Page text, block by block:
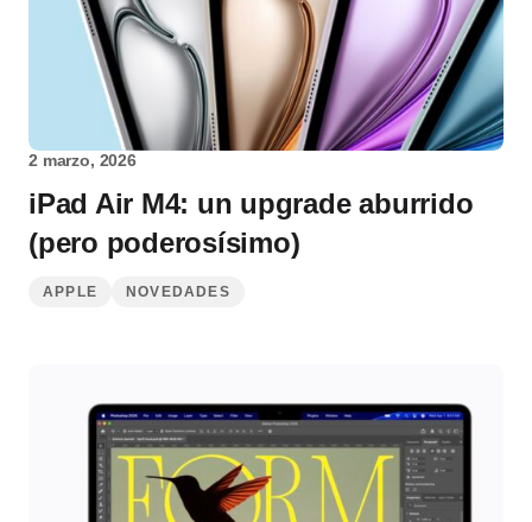
2 marzo, 2026
iPad Air M4: un upgrade aburrido
(pero poderosísimo)
APPLE NOVEDADES